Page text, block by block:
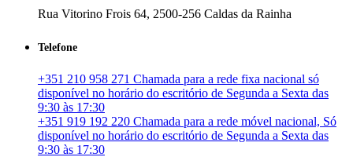
Rua Vitorino Frois 64, 2500-256 Caldas da Rainha
Telefone
+351 210 958 271 Chamada para a rede fixa nacional só
disponível no horário do escritório de Segunda a Sexta das
9:30 às 17:30
+351 919 192 220 Chamada para a rede móvel nacional, Só
disponível no horário do escritório de Segunda a Sexta das
9:30 às 17:30